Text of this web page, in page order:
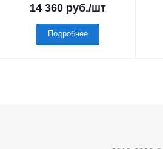
14 360 руб./шт
Подробнее